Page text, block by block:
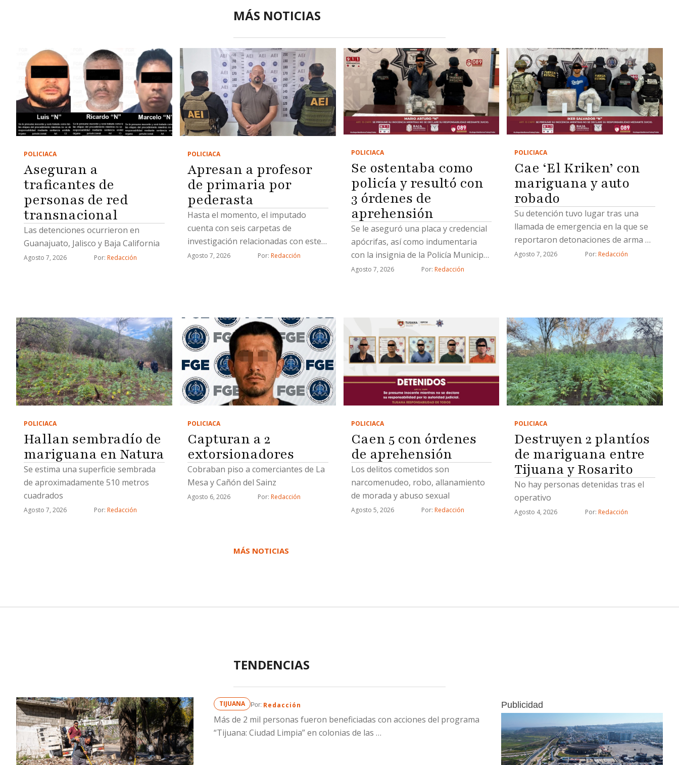
MÁS NOTICIAS
POLICIACA
Aseguran a
traficantes de
personas de red
transnacional
Las detenciones ocurrieron en
Guanajuato, Jalisco y Baja California
Agosto 7, 2026 Por: Redacción
POLICIACA
Apresan a profesor
de primaria por
pederasta
Hasta el momento, el imputado
cuenta con seis carpetas de
investigación relacionadas con este
mismo delito
Agosto 7, 2026 Por: Redacción
POLICIACA
Se ostentaba como
policía y resultó con
3 órdenes de
aprehensión
Se le aseguró una placa y credencial
apócrifas, así como indumentaria
con la insignia de la Policía Municipal
de Tijuana
Agosto 7, 2026 Por: Redacción
POLICIACA
Cae ‘El Kriken’ con
mariguana y auto
robado
Su detención tuvo lugar tras una
llamada de emergencia en la que se
reportaron detonaciones de arma de
fuego
Agosto 7, 2026 Por: Redacción
POLICIACA
Hallan sembradío de
mariguana en Natura
Se estima una superficie sembrada
de aproximadamente 510 metros
cuadrados
Agosto 7, 2026 Por: Redacción
POLICIACA
Capturan a 2
extorsionadores
Cobraban piso a comerciantes de La
Mesa y Cañón del Sainz
Agosto 6, 2026 Por: Redacción
POLICIACA
Caen 5 con órdenes
de aprehensión
Los delitos cometidos son
narcomenudeo, robo, allanamiento
de morada y abuso sexual
Agosto 5, 2026 Por: Redacción
POLICIACA
Destruyen 2 plantíos
de mariguana entre
Tijuana y Rosarito
No hay personas detenidas tras el
operativo
Agosto 4, 2026 Por: Redacción
MÁS NOTICIAS
TENDENCIAS
TIJUANA Por: Redacción
Más de 2 mil personas fueron beneficiadas con acciones del programa
“Tijuana: Ciudad Limpia” en colonias de las …
Publicidad